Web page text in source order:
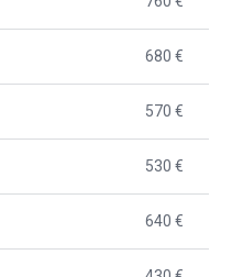
680 €
570 €
530 €
640 €